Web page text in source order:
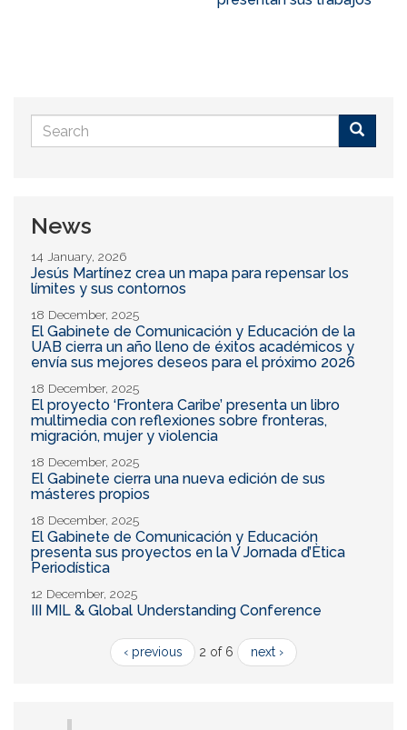
Search
form
News
14 January, 2026
Jesús Martínez crea un mapa para repensar los
límites y sus contornos
18 December, 2025
El Gabinete de Comunicación y Educación de la
UAB cierra un año lleno de éxitos académicos y
envía sus mejores deseos para el próximo 2026
18 December, 2025
El proyecto ‘Frontera Caribe’ presenta un libro
multimedia con reflexiones sobre fronteras,
migración, mujer y violencia
18 December, 2025
El Gabinete cierra una nueva edición de sus
másteres propios
18 December, 2025
El Gabinete de Comunicación y Educación
presenta sus proyectos en la V Jornada d’Ètica
Periodística
12 December, 2025
III MIL & Global Understanding Conference
‹ previous 2 of 6 next ›